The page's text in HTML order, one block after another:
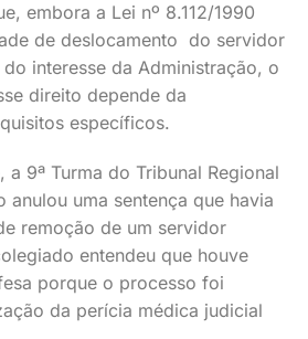
embora a Lei nº 8.112/1990
de deslocamento do servidor
interesse da Administração, o
direito depende da
específicos.
a 9ª Turma do Tribunal Regional
anulou uma sentença que havia
remoção de um servidor
entendeu que houve
porque o processo foi
da perícia médica judicial